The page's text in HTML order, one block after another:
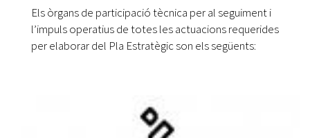
Els òrgans de participació tècnica per al seguiment i
l’impuls operatius de totes les actuacions requerides
per elaborar del Pla Estratègic son els següents: